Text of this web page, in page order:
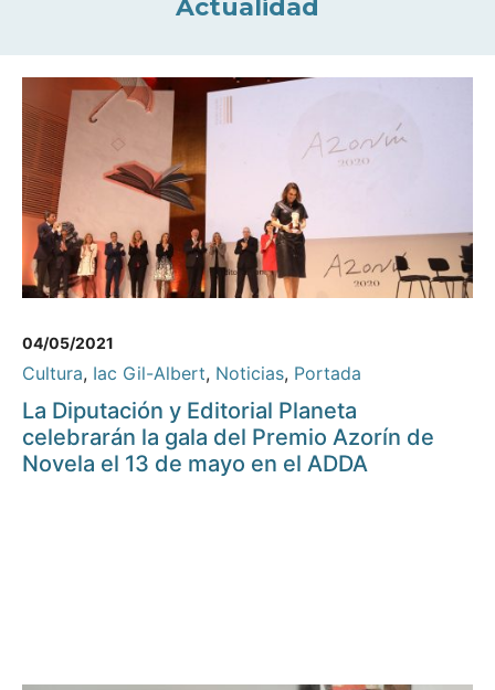
Actualidad
04/05/2021
Cultura, Iac Gil-Albert, Noticias, Portada
La Diputación y Editorial Planeta
celebrarán la gala del Premio Azorín de
Novela el 13 de mayo en el ADDA